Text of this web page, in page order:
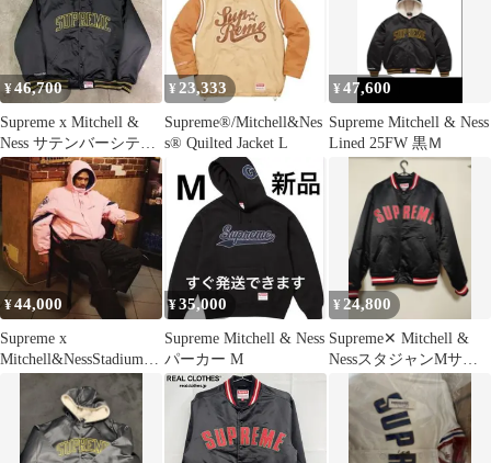
チェルアンドネス ブラ
ック L （8822M）
¥46,700
Supreme x Mitchell &
Ness サテンバーシティ
ジャケット
¥ 23,333
Supreme®/Mitchell&Nes
s® Quilted Jacket L
¥47,600
Supreme Mitchell & Ness
Lined 25FW 黒Ｍ
¥44,000
Supreme x
Mitchell&NessStadiumJac
¥35,000
Supreme Mitchell & Ness
パーカー M
¥ 24,800
Supreme✕ Mitchell &
NessスタジャンМサイ